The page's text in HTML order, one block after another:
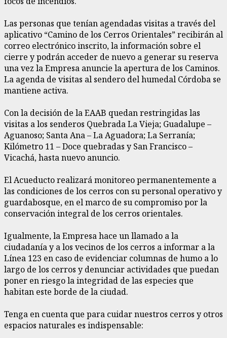
Las personas que tenían agendadas visitas a través del
aplicativo “Camino de los Cerros Orientales” recibirán al
correo electrónico inscrito, la información sobre el
cierre y podrán acceder de nuevo a generar su reserva
una vez la Empresa anuncie la apertura de los Caminos.
La agenda de visitas al sendero del humedal Córdoba se
mantiene activa.
Con la decisión de la EAAB quedan restringidas las
visitas a los senderos Quebrada La Vieja; Guadalupe –
Aguanoso; Santa Ana – La Aguadora; La Serranía;
Kilómetro 11 – Doce quebradas y San Francisco –
Vicachá, hasta nuevo anuncio.
El Acueducto realizará monitoreo permanentemente a
las condiciones de los cerros con su personal operativo y
guardabosque, en el marco de su compromiso por la
conservación integral de los cerros orientales.
Igualmente, la Empresa hace un llamado a la
ciudadanía y a los vecinos de los cerros a informar a la
Línea 123 en caso de evidenciar columnas de humo a lo
largo de los cerros y denunciar actividades que puedan
poner en riesgo la integridad de las especies que
habitan este borde de la ciudad.
Tenga en cuenta que para cuidar nuestros cerros y otros
espacios naturales es indispensable: